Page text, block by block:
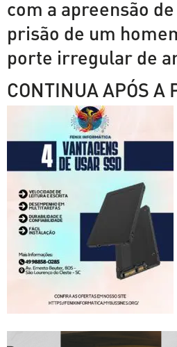
com a apreensão
prisão de um
porte irregular de
CONTINUA APÓS A